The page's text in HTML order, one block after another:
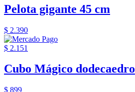
Pelota gigante 45 cm
$ 2.390
$ 2.151
Cubo Mágico dodecaedro
$ 899